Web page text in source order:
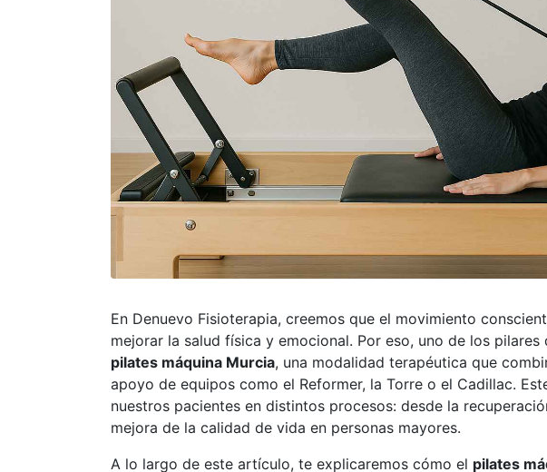
En Denuevo Fisioterapia, creemos que el movimiento
mejorar la salud física y emocional. Por eso, uno de los
pilates máquina Murcia, una modalidad terapéutica que
apoyo de equipos como el Reformer, la Torre o el Cadillac.
nuestros pacientes en distintos procesos: desde la
mejora de la calidad de vida en personas mayores.
A lo largo de este artículo, te explicaremos cómo el pilates